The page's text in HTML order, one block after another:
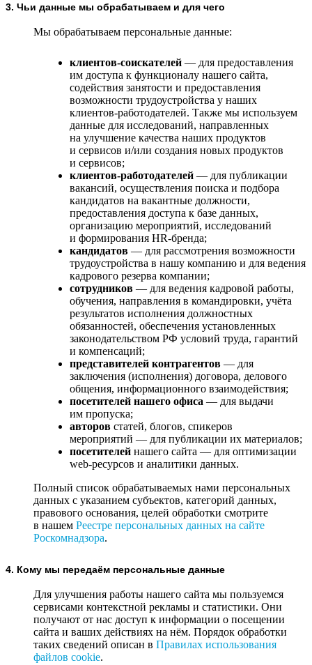
3. Чьи данные мы обрабатываем и для чего
Мы обрабатываем персональные данные:
клиентов-соискателей — для предоставления
им доступа к функционалу нашего сайта,
содействия занятости и предоставления
возможности трудоустройства у наших
клиентов-работодателей. Также мы используем
данные для исследований, направленных
на улучшение качества наших продуктов
и сервисов и/или создания новых продуктов
и сервисов;
клиентов-работодателей — для публикации
вакансий, осуществления поиска и подбора
кандидатов на вакантные должности,
предоставления доступа к базе данных,
организацию мероприятий, исследований
и формирования HR-бренда;
кандидатов — для рассмотрения возможности
трудоустройства в нашу компанию и для ведения
кадрового резерва компании;
сотрудников — для ведения кадровой работы,
обучения, направления в командировки, учёта
результатов исполнения должностных
обязанностей, обеспечения установленных
законодательством РФ условий труда, гарантий
и компенсаций;
представителей контрагентов — для
заключения (исполнения) договора, делового
общения, информационного взаимодействия;
посетителей нашего офиса — для выдачи
им пропуска;
авторов статей, блогов, спикеров
мероприятий — для публикации их материалов;
посетителей нашего сайта — для оптимизации
web-ресурсов и аналитики данных.
Полный список обрабатываемых нами персональных
данных с указанием субъектов, категорий данных,
правового основания, целей обработки смотрите
в нашем Реестре персональных данных на сайте
Роскомнадзора.
4. Кому мы передаём персональные данные
Для улучшения работы нашего сайта мы пользуемся
сервисами контекстной рекламы и статистики. Они
получают от нас доступ к информации о посещении
сайта и ваших действиях на нём. Порядок обработки
таких сведений описан в Правилах использования
файлов cookie.